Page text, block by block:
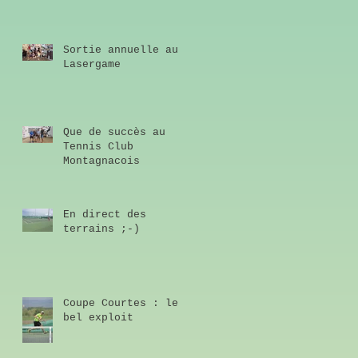
Sortie annuelle au
Lasergame
Que de succès au
Tennis Club
Montagnacois
En direct des
terrains ;-)
Coupe Courtes : le
bel exploit